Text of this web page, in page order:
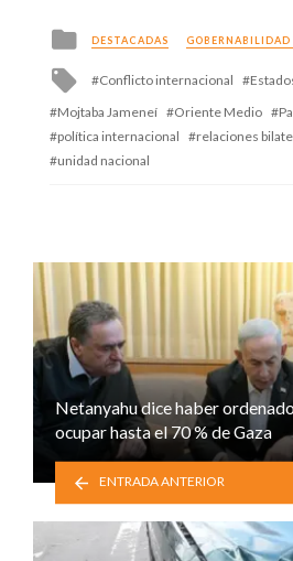
Posted
in
DESTACADAS GOBERNABILIDAD
Tagged
Conflicto internacional
Mojtaba Jameneí
Oriente Medio
política internacional
relaciones
unidad nacional
Netanyahu dice haber
ocupar hasta el 70 % de Gaza
ENTRADA ANTERIOR